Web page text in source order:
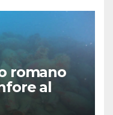
romano
al